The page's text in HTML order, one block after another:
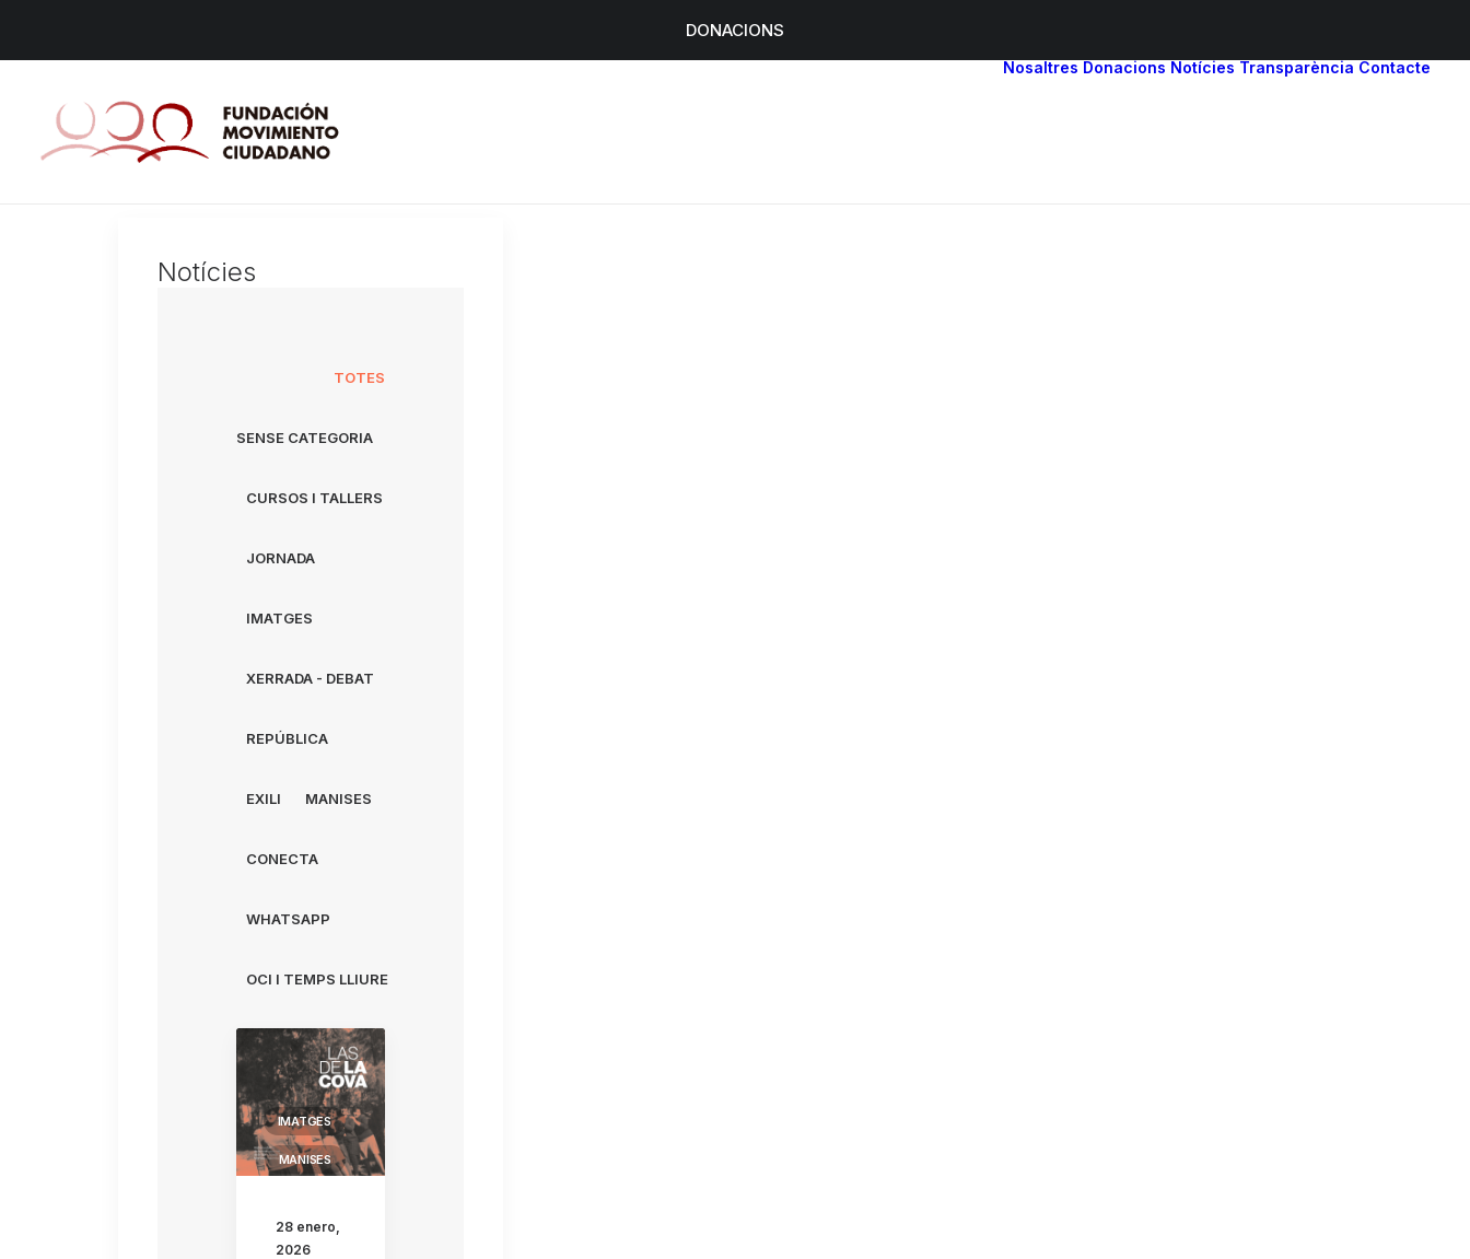
DONACIONS
Nosaltres Donacions Notícies Transparència Contacte
Notícies
TOTES
SENSE CATEGORIA
CURSOS I TALLERS
JORNADA
IMATGES
XERRADA - DEBAT
REPÚBLICA
EXILI MANISES
CONECTA
WHATSAPP
OCI I TEMPS LLIURE
IMATGES
MANISES
28 enero,
2026